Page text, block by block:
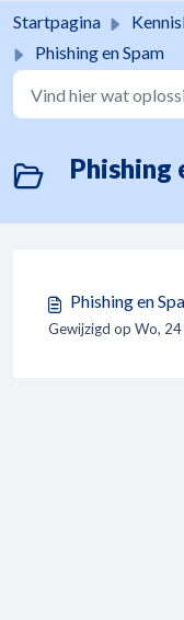
Startpagina
Phishing en Spam
Phishing
Phishing en
Gewijzigd op Wo,